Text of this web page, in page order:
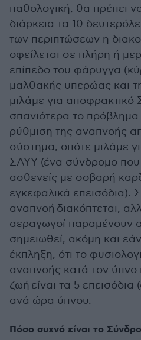
παθολογική, θα πρέπει
διάρκεια τα 10
των περιπτώσεων η
οφείλεται σε πλήρη ή
επίπεδο του φάρυγγα
μαλθακής υπερώας και
μιλάμε για αποφρακτικό
σπανιότερα το πρόβλημα
ρύθμιση της αναπνοής
σύστημα, οπότε μιλάμε
ΣΑΥΥ (ένα σύνδρομο
ασθενείς με σοβαρή
εγκεφαλικά επεισόδια).
αναπνοή διακόπτεται,
αεραγωγοί παραμένουν
σημειωθεί, ακόμη και
έκπληξη, ότι το
αναπνοής κατά τον ύπνο
ζωή είναι τα 5
ανά ώρα ύπνου.
Πόσο συχνό είναι το